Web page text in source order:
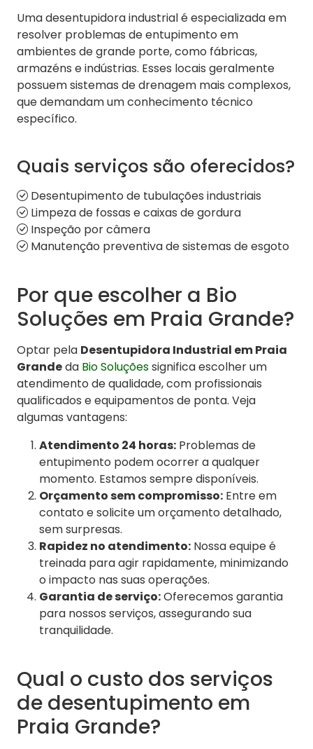
Uma desentupidora industrial é especializada em
resolver problemas de entupimento em
ambientes de grande porte, como fábricas,
armazéns e indústrias. Esses locais geralmente
possuem sistemas de drenagem mais complexos,
que demandam um conhecimento técnico
específico.
Quais serviços são oferecidos?
Desentupimento de tubulações industriais
Limpeza de fossas e caixas de gordura
Inspeção por câmera
Manutenção preventiva de sistemas de esgoto
Por que escolher a Bio
Soluções em Praia Grande?
Optar pela Desentupidora Industrial em Praia
Grandeda Bio Soluçõessignifica escolher um
atendimento de qualidade, com profissionais
qualificados e equipamentos de ponta. Veja
algumas vantagens:
Atendimento 24 horas: Problemas de
entupimento podem ocorrer a qualquer
momento. Estamos sempre disponíveis.
Orçamento sem compromisso: Entre em
contato e solicite um orçamento detalhado,
sem surpresas.
Rapidez no atendimento: Nossa equipe é
treinada para agir rapidamente, minimizando
o impacto nas suas operações.
Garantia de serviço:Oferecemos garantia
para nossos serviços, assegurando sua
tranquilidade.
Qual o custo dos serviços
de desentupimento em
Praia Grande?